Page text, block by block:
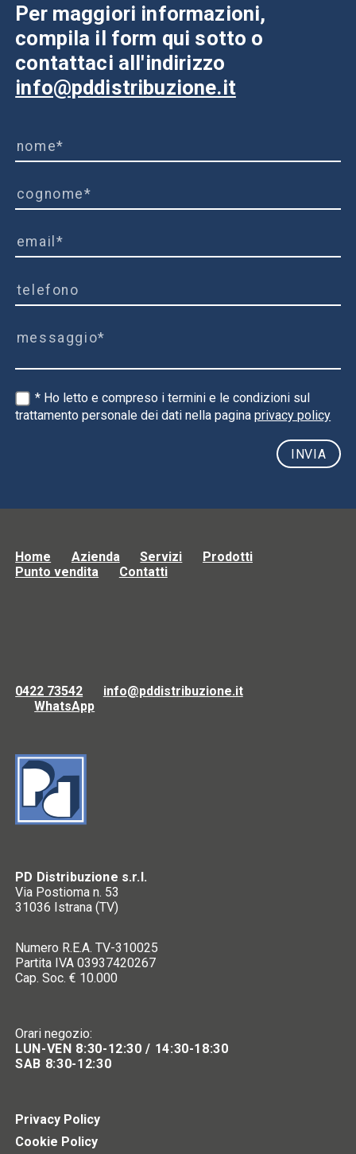
Per maggiori informazioni,
compila il form qui sotto o
contattaci all'indirizzo
info@pddistribuzione.it
* Ho letto e compreso i termini e le condizioni sul
trattamento personale dei dati nella paginaprivacy policy
Home Azienda Servizi
Prodotti
Punto vendita
Contatti
0422 73542
info@pddistribuzione.it
WhatsApp
PD Distribuzione s.r.l.
Via Postioma n. 53
31036 Istrana (TV)
Numero R.E.A. TV-310025
Partita IVA 03937420267
Cap. Soc. € 10.000
Orari negozio:
LUN-VEN 8:30-12:30 / 14:30-18:30
SAB 8:30-12:30
Privacy Policy
Cookie Policy